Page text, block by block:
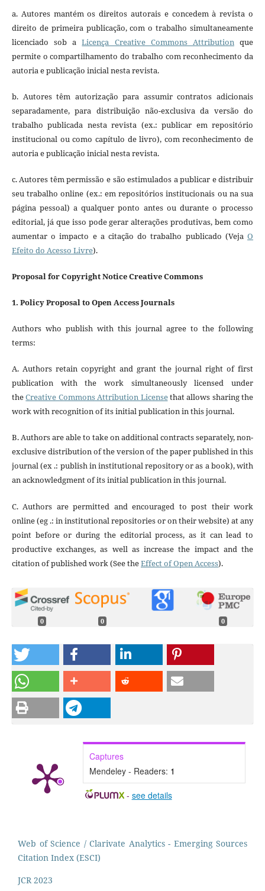
a. Autores mantém os direitos autorais e concedem à revista o
direito de primeira publicação, com o trabalho simultaneamente
licenciado sob aLicença Creative Commons Attributionque
permite o compartilhamento do trabalho com reconhecimento da
autoria e publicação inicial nesta revista.
b. Autores têm autorização para assumir contratos adicionais
separadamente, para distribuição não-exclusiva da versão do
trabalho publicada nesta revista (ex.: publicar em repositório
institucional ou como capítulo de livro), com reconhecimento de
autoria e publicação inicial nesta revista.
c. Autores têm permissão e são estimulados a publicar e distribuir
seu trabalho online (ex.: em repositórios institucionais ou na sua
página pessoal) a qualquer ponto antes ou durante o processo
editorial, já que isso pode gerar alterações produtivas, bem como
aumentar o impacto e a citação do trabalho publicado (VejaO
Efeito do Acesso Livre).
Proposal for Copyright Notice Creative Commons
1. Policy Proposal to Open Access Journals
Authors who publish with this journal agree to the following
terms:
A. Authors retain copyright and grant the journal right of first
publication with the work simultaneously licensed under
theCreative Commons Attribution Licensethat allows sharing the
work with recognition of its initial publication in this journal.
B. Authors are able to take on additional contracts separately, non-
exclusive distribution of the version of the paper published in this
journal (ex .: publish in institutional repository or as a book), with
an acknowledgment of its initial publication in this journal.
C. Authors are permitted and encouraged to post their work
online (eg .: in institutional repositories or on their website) at any
point before or during the editorial process, as it can lead to
productive exchanges, as well as increase the impact and the
citation of published work (See theEffect of Open Access).
0 0 0
Captures
Mendeley - Readers: 1
- see details
Web of Science / Clarivate Analytics - Emerging Sources
Citation Index (ESCI)
JCR 2023